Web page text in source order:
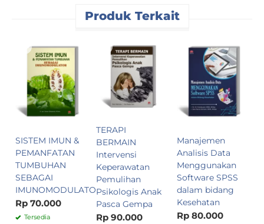
Produk Terkait
SISTEM IMUN &
PEMANFATAN
TUMBUHAN
SEBAGAI
IMUNOMODULATOR
Rp 70.000
Tersedia
TERAPI
BERMAIN
Intervensi
Keperawatan
Pemulihan
Psikologis Anak
Pasca Gempa
Rp 90.000
Manajemen
Analisis Data
Menggunakan
Software SPSS
dalam bidang
Kesehatan
Rp 80.000